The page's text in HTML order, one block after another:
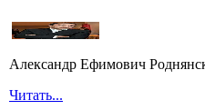
Александр Ефимович
Читать...